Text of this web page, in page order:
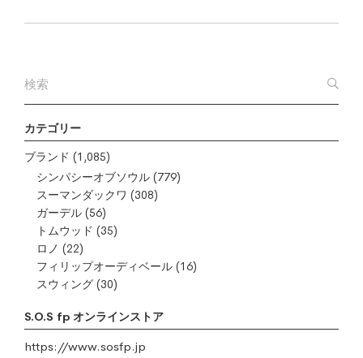
カテゴリー
ブランド (1,085)
シンパシーオブソウル (779)
スーマンダックワ (308)
ガーデル (56)
トムウッド (35)
ロノ (22)
フィリップオーディベール (16)
スウィング (30)
S.O.S fp オンラインストア
https://www.sosfp.jp